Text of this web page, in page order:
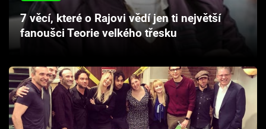
Pořady
TV Program
Sledujte prima+
Přihlášení
7 věcí, které o Rajovi vědí jen ti největší
fanoušci Teorie velkého třesku